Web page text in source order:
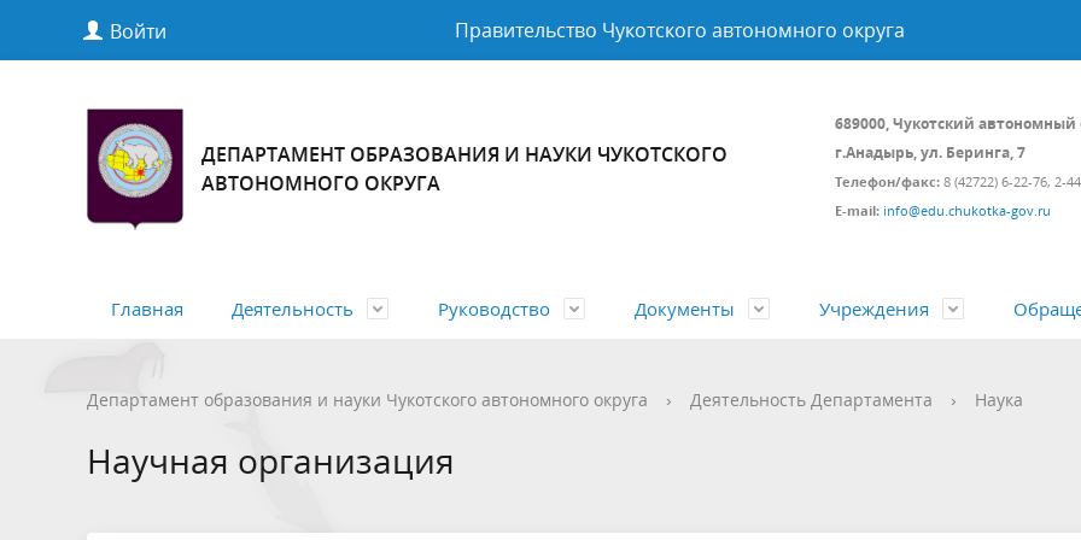
Войти Правительство Чукотского автономного округа
ДЕПАРТАМЕНТ ОБРАЗОВАНИЯ И НАУКИ ЧУКОТСКОГО
АВТОНОМНОГО ОКРУГА
689000, Чукотский автономный
г.Анадырь, ул. Беринга, 7
Телефон/факс: 8 (42722) 6-22-76, 2-
E-mail: info@edu.chukotka-gov.ru
Главная Деятельность
О Департаменте Государственные услуги
Государственный контроль
Государственная (итоговая)
Руководство
Первый заместитель начальника
Чукотского автономного округа
Управление аналитической,
Управление развития
Документы
Нормативные правовые акты
Проекты нормативных правовых
Объявления, конкурсы, заявки
Учреждения
Подведомственные организации Ресурсный центр по поддержке НКО
Правовая база Статистические данные Личный приём
Департамент образования и науки Чукотского автономного округа › Деятельность Департамента › Наука
Научная организация